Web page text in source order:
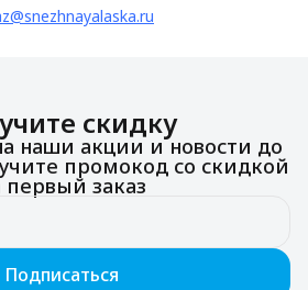
скидку
наши акции и новости до
промокод со скидкой
первый заказ
Подписаться